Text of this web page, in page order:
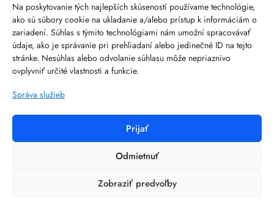
Na poskytovanie tých najlepších skúseností používame technológie,
ako sú súbory cookie na ukladanie a/alebo prístup k informáciám o
zariadení. Súhlas s týmito technológiami nám umožní spracovávať
údaje, ako je správanie pri prehliadaní alebo jedinečné ID na tejto
stránke. Nesúhlas alebo odvolanie súhlasu môže nepriaznivo
ovplyvniť určité vlastnosti a funkcie.
Správa služieb
Prijať
Odmietnuť
Zobraziť predvoľby
041/38 107 14
BRAIN:IT – Reliable IT solutions.
Ochrana osobných údajov